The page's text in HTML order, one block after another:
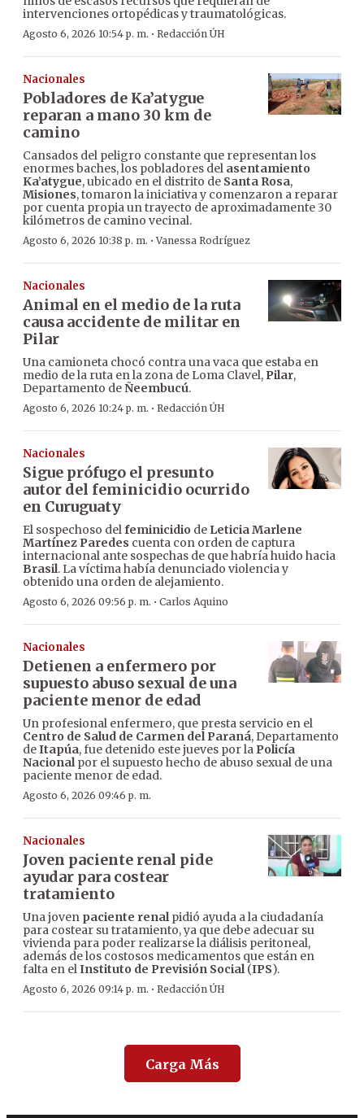
intervenciones ortopédicas y traumatológicas.
Agosto 6, 2026 10:54 p. m. · Redacción ÚH
Nacionales
Pobladores de Ka’atygue
reparan a mano 30 km de
camino
Cansados del peligro constante que representan los
enormes baches, los pobladores del asentamiento
Ka’atygue, ubicado en el distrito de Santa Rosa,
Misiones, tomaron la iniciativa y comenzaron a reparar
por cuenta propia un trayecto de aproximadamente 30
kilómetros de camino vecinal.
Agosto 6, 2026 10:38 p. m. ·Vanessa Rodríguez
Nacionales
Animal en el medio de la ruta
causa accidente de militar en
Pilar
Una camioneta chocó contra una vaca que estaba en
medio de la ruta en la zona de Loma Clavel, Pilar,
Departamento deÑeembucú.
Agosto 6, 2026 10:24 p. m. · Redacción ÚH
Nacionales
Sigue prófugo el presunto
autor del feminicidio ocurrido
en Curuguaty
El sospechoso delfeminicidio de Leticia Marlene
Martínez Paredes cuenta con orden de captura
internacional ante sospechas de que habría huido hacia
Brasil. La víctima había denunciado violencia y
obtenido una orden de alejamiento.
Agosto 6, 2026 09:56 p. m. · Carlos Aquino
Nacionales
Detienen a enfermero por
supuesto abuso sexual de una
paciente menor de edad
Un profesional enfermero, que presta servicio en el
Centro de Salud de Carmen del Paraná, Departamento
deItapúa, fue detenido este jueves por la Policía
Nacionalpor el supuesto hecho de abuso sexual de una
paciente menor de edad.
Agosto 6, 2026 09:46 p. m.
Nacionales
Joven paciente renal pide
ayudar para costear
tratamiento
Una joven paciente renalpidió ayuda a la ciudadanía
para costear su tratamiento, ya que debe adecuar su
vivienda para poder realizarse la diálisis peritoneal,
además de los costosos medicamentos que están en
falta en elInstituto de Previsión Social(IPS).
Agosto 6, 2026 09:14 p. m. · Redacción ÚH
Carga Más